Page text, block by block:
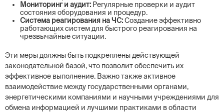
Мониторинг и аудит: Регулярные проверки и аудит
состояния оборудования и процедур.
Система реагирования на ЧС:Создание эффективно
работающих систем для быстрого реагирования на
чрезвычайные ситуации.
Эти меры должны быть подкреплены действующей
законодательной базой, что позволит обеспечить их
эффективное выполнение. Важно также активное
взаимодействие между государственными органами,
энергетическими компаниями и научными учреждениями для
обмена информацией и лучшими практиками в области